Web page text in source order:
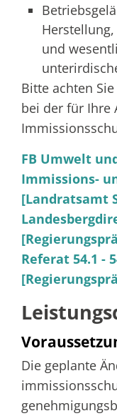
und
Bitte achten
bei der für Ihre
FB Umwelt
Immissions-
[Landratsamt
Referat 54.1 -
Die geplante